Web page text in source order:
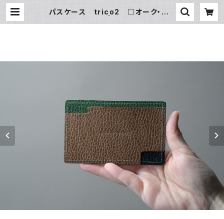
パスケース trico2 □オーク・グリ